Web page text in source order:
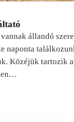
állandó
naponta
Közéjük tartozik